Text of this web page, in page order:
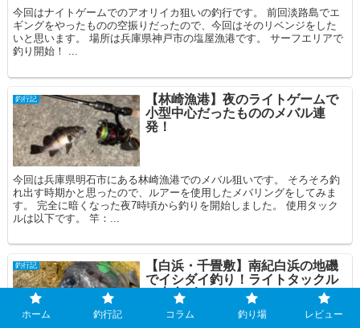
今回はナイトゲームでのアオリイカ狙いの釣行です。 前回淡路島でエ
ギングをやったものの空振りだったので、今回はそのリベンジをした
いと思います。 場所は兵庫県神戸市の塩屋漁港です。 サーフエリアで
釣り開始！ ...
釣行記
【林崎漁港】夜のライトゲームで
小型中心だったもののメバル連
発！
今回は兵庫県明石市にある林崎漁港でのメバル狙いです。 そろそろ釣
れ出す時期かと思ったので、ルアーを使用したメバリングをしてみま
す。 完全に暗くなった夜7時頃から釣りを開始しました。 使用タック
ルは以下です。 竿：...
釣行記
【白浜・千畳敷】南紀白浜の地磯
でイシダイ釣り！ライトタックル
で本命ゲット！
ホーム 釣行記 コラム 釣り場 レビュー